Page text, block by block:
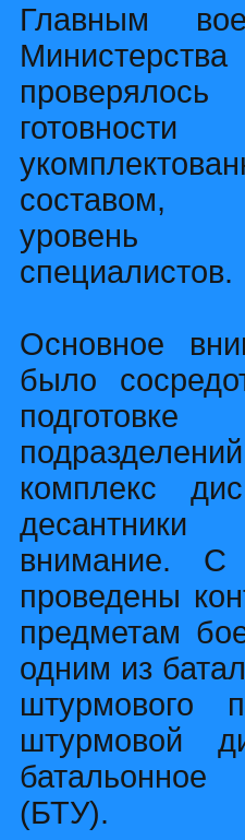
Главным
составом,
уровень
специалистов.
Основное
было
подготовке
комплекс
внимание.
проведены
предметам
одним из
штурмового
штурмовой
батальонное
(БТУ).